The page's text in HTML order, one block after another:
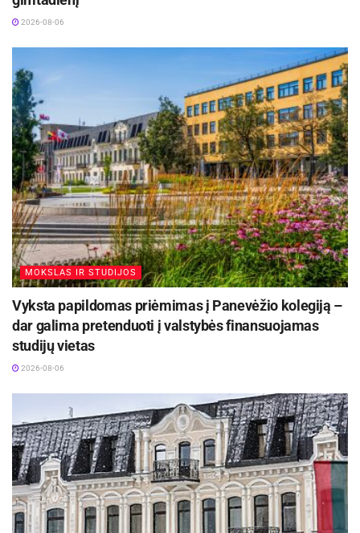
Žymos:
2026-08-06
MOKSLAS IR STUDIJOS
Vyksta papildomas priėmimas į Panevėžio kolegiją –
dar galima pretenduoti į valstybės finansuojamas
studijų vietas
2026-08-06